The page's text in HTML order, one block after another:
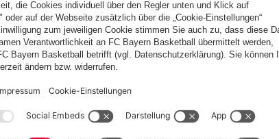
(Syndesmosebandriss),Giulia
zur Verfügung. Zudem fällt